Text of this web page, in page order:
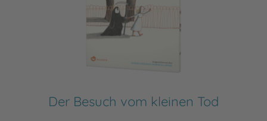
Der Besuch vom kleinen Tod